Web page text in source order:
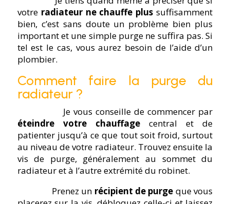
votre radiateur ne chauffe plus suffisamment
bien, c’est sans doute un problème bien plus
important et une simple purge ne suffira pas. Si
tel est le cas, vous aurez besoin de l’aide d’un
plombier.
Comment faire la purge du
radiateur ?
Je vous conseille de commencer par
éteindre votre chauffagecentral et de
patienter jusqu’à ce que tout soit froid, surtout
au niveau de votre radiateur. Trouvez ensuite la
vis de purge, généralement au sommet du
radiateur et à l’autre extrémité du robinet.
Prenez un récipient de purge que vous